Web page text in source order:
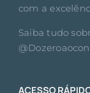
com a
Saiba tudo
ACESSO